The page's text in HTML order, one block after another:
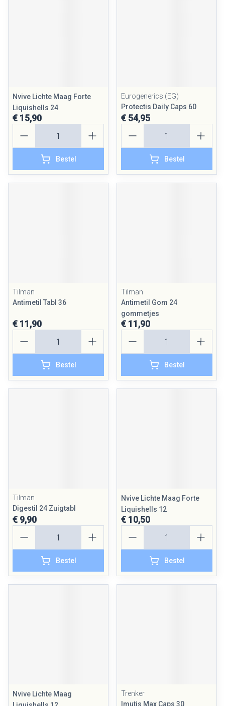
Nvive Lichte Maag Forte
Liquishells 24
€ 15,90
Bestel
Eurogenerics (EG)
Protectis Daily Caps 60
€ 54,95
Bestel
Tilman
Antimetil Tabl 36
€ 11,90
Bestel
Tilman
Antimetil Gom 24
gommetjes
€ 11,90
Bestel
Tilman
Digestil 24 Zuigtabl
€ 9,90
Bestel
Nvive Lichte Maag Forte
Liquishells 12
€ 10,50
Bestel
Nvive Lichte Maag
Trenker
Imutis Max Caps 30